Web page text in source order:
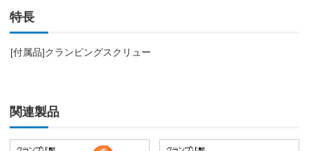
特長
[付属品]クランピングスクリュー
関連製品